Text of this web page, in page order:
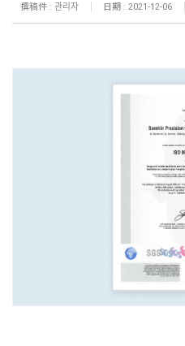
撰稿件 : 관리자 日期 : 2021-12-06